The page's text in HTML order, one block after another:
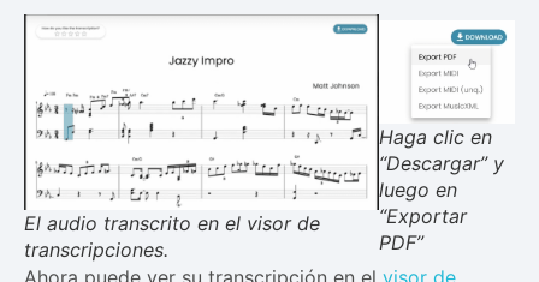
El audio transcrito en el visor de
transcripciones.
Haga clic en
“Descargar” y
luego en
“Exportar
PDF”
Ahora puede ver su transcripción en el visor de